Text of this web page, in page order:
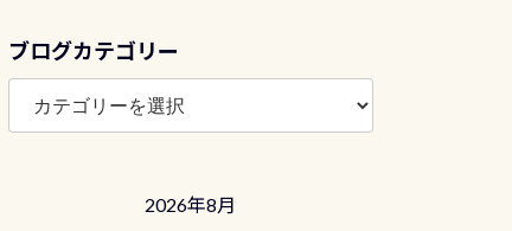
ブログカテゴリー
ブ
グ
2026年8月